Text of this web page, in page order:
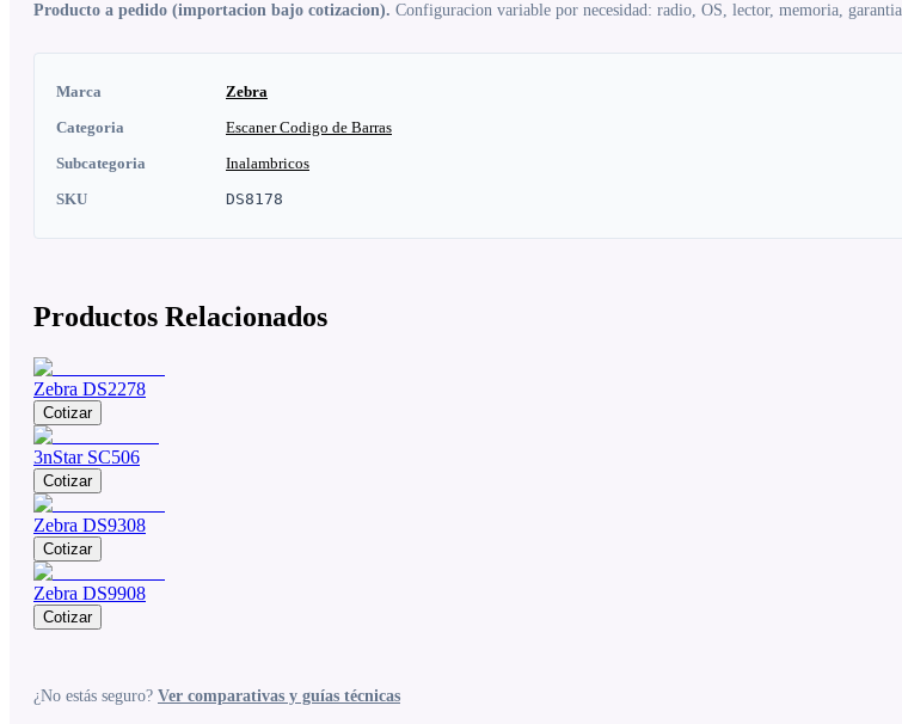
Producto a pedido (importacion bajo cotizacion). Configuracion variable por necesidad: radio, OS, lector, memoria,
Marca
Zebra
Categoria
Escaner Codigo de Barras
Subcategoria
Inalambricos
SKU
DS8178
Productos Relacionados
Zebra DS2278
Cotizar
3nStar SC506
Cotizar
Zebra DS9308
Cotizar
Zebra DS9908
Cotizar
¿No estás seguro? Ver comparativas y guías técnicas